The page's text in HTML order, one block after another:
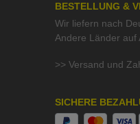
BESTELLUNG &
Wir liefern nach
Andere Länder auf
>> Versand und
SICHERE